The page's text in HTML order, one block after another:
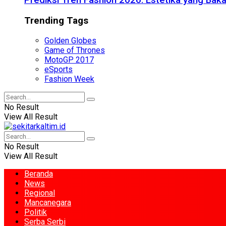
Trending Tags
Golden Globes
Game of Thrones
MotoGP 2017
eSports
Fashion Week
No Result
View All Result
No Result
View All Result
Beranda
News
Regional
Mancanegara
Politik
Serba Serbi